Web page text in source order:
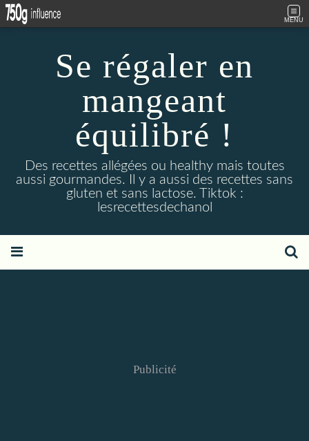
MENU
Se régaler en
mangeant
équilibré !
Des recettes allégées ou healthy mais toutes
aussi gourmandes. Il y a aussi des recettes sans
gluten et sans lactose. Tiktok :
lesrecettesdechanol
Publicité